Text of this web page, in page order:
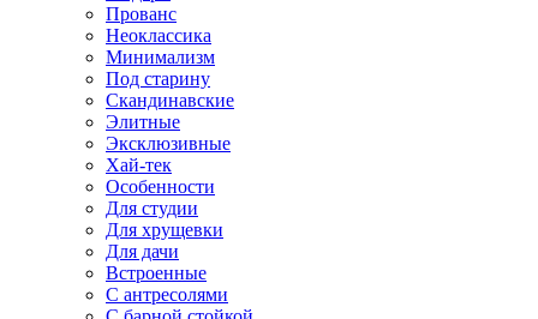
Прованс
Неоклассика
Минимализм
Под старину
Скандинавские
Элитные
Эксклюзивные
Хай-тек
Особенности
Для студии
Для хрущевки
Для дачи
Встроенные
С антресолями